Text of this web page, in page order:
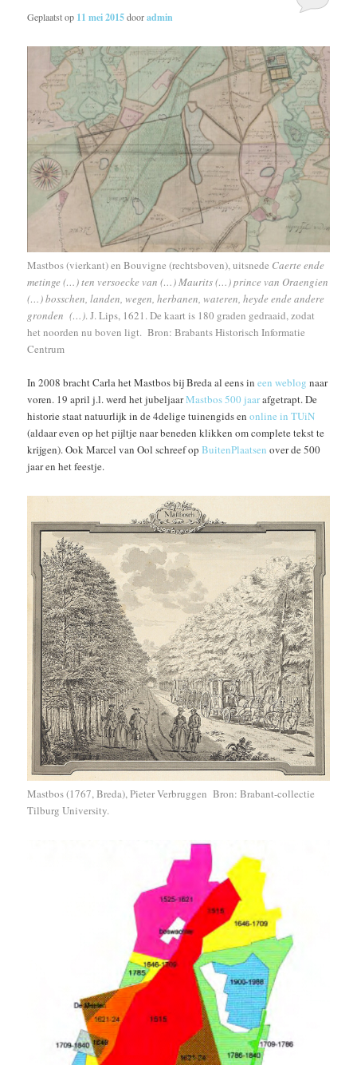
Geplaatst op 11 mei 2015dooradmin
Mastbos (vierkant) en Bouvigne (rechtsboven), uitsnede Caerte ende
metinge (…) ten versoecke van (…) Maurits (…) prince van Oraengien
(…) bosschen, landen, wegen, herbanen, wateren, heyde ende andere
gronden (…). J. Lips, 1621. De kaart is 180 graden gedraaid, zodat
het noorden nu boven ligt. Bron: Brabants Historisch Informatie
Centrum
In 2008 bracht Carla het Mastbos bij Breda al eens ineen weblog naar
voren. 19 april j.l. werd het jubeljaarMastbos 500 jaarafgetrapt. De
historie staat natuurlijk in de 4delige tuinengids enonline in TUiN
(aldaar even op het pijltje naar beneden klikken om complete tekst te
krijgen). Ook Marcel van Ool schreef opBuitenPlaatsenover de 500
jaar en het feestje.
Mastbos (1767, Breda), Pieter Verbruggen Bron: Brabant-collectie
Tilburg University.